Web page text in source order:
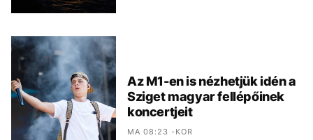
Az M1-en is nézhetjük idén a
Sziget magyar fellépőinek
koncertjeit
MA 08:23 -KOR